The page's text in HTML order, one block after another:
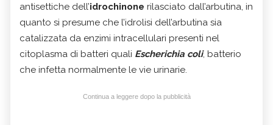
antisettiche dell’idrochinone rilasciato dall’arbutina, in
quanto si presume che l’idrolisi dell’arbutina sia
catalizzata da enzimi intracellulari presenti nel
citoplasma di batteri quali Escherichia coli, batterio
che infetta normalmente le vie urinarie.
Continua a leggere dopo la pubblicità